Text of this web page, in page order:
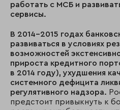
работать с МСБ и
сервисы.
В 2014–2015 годах
развиваться в условиях
возможностей
прироста кредитного
в 2014 году), ухудшения
системного дефицита
регулятивного надзора.
предстоит привыкнуть к